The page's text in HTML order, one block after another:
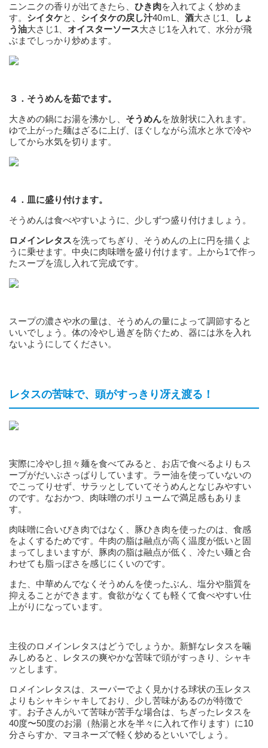
ニンニクの香りが出てきたら、 ひき肉を入れてよく炒めま
す。 シイタケと、 シイタケの戻し汁40ｍL、 酒大さじ1、
しょ
う油大さじ1、 オイスターソース大さじ1を入れて、水分が飛
ぶまでしっかり炒めます。
３．そうめんを茹でます。
大きめの鍋にお湯を沸かし、 そうめんを放射状に入れます。
ゆで上がった麺はざるに上げ、ほぐしながら流水と氷で冷や
してから水気を切ります。
４．皿に盛り付けます。
そうめんは食べやすいように、少しずつ盛り付けましょう。
ロメインレタスを洗ってちぎり、そうめんの上に円を描くよ
うに乗せます。中央に肉味噌を盛り付けます。上から1で作っ
たスープを流し入れて完成です。
スープの濃さや水の量は、そうめんの量によって調節すると
いいでしょう。体の冷やし過ぎを防ぐため、器には氷を入れ
ないようにしてください。
レタスの苦味で、頭がすっきり冴え渡る！
実際に冷やし担々麺を食べてみると、お店で食べるよりもス
ープがだいぶさっぱりしています。ラー油を使っていないの
でこってりせず、サラッとしていてそうめんとなじみやすい
のです。なおかつ、肉味噌のボリュームで満足感もありま
す。
肉味噌に合いびき肉ではなく、豚ひき肉を使ったのは、食感
をよくするためです。牛肉の脂は融点が高く温度が低いと固
まってしまいますが、豚肉の脂は融点が低く、冷たい麺と合
わせても脂っぽさを感じにくいのです。
また、中華めんでなくそうめんを使ったぶん、塩分や脂質を
抑えることができます。食欲がなくても軽くて食べやすい仕
上がりになっています。
主役のロメインレタスはどうでしょうか。新鮮なレタスを噛
みしめると、レタスの爽やかな苦味で頭がすっきり、シャキ
ッとします。
ロメインレタスは、スーパーでよく見かける球状の玉レタス
よりもシャキシャキしており、少し苦味があるのが特徴で
す。お子さんがいて苦味が苦手な場合は、ちぎったレタスを
40度〜50度のお湯（熱湯と水を半々に入れて作ります）に10
分さらすか、マヨネーズで軽く炒めるといいでしょう。